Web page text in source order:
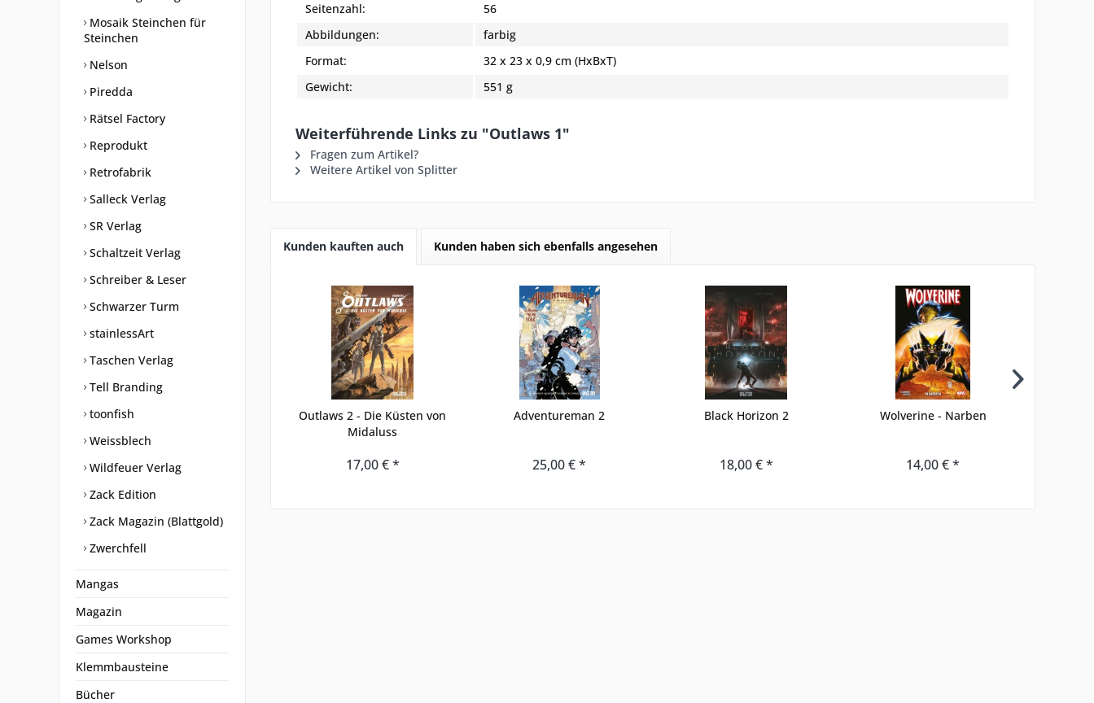
Mosaik Steinchen für
Steinchen
Nelson
Piredda
Rätsel Factory
Reprodukt
Retrofabrik
Salleck Verlag
SR Verlag
Schaltzeit Verlag
Schreiber & Leser
Schwarzer Turm
stainlessArt
Taschen Verlag
Tell Branding
toonfish
Weissblech
Wildfeuer Verlag
Zack Edition
Zack Magazin (Blattgold)
Zwerchfell
Mangas
Magazin
Games Workshop
Klemmbausteine
Bücher
Seitenzahl:
56
Abbildungen:
farbig
Format:
32 x 23 x 0,9 cm (HxBxT)
Gewicht:
551 g
Weiterführende Links zu "Outlaws 1"
Fragen zum Artikel?
Weitere Artikel von Splitter
Kunden kauften auch Kunden haben sich ebenfalls angesehen
Outlaws 2 - Die Küsten von
Midaluss
17,00 € *
Adventureman 2
25,00 € *
Black Horizon 2
18,00 € *
Wolverine - Narben
14,00 € *